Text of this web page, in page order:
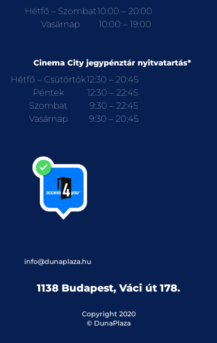
Hétfő – Szombat10:00 – 20:00
Vasárnap
10:00 – 19:00
Cinema City jegypénztár nyitvatartás*
Hétfő – Csütörtök12:30 – 20:45
Péntek
12:30 – 22:45
Szombat
9:30 – 22:45
Vasárnap
9:30 – 20:45
info@dunaplaza.hu
1138 Budapest, Váci út 178.
Copyright 2020
© DunaPlaza